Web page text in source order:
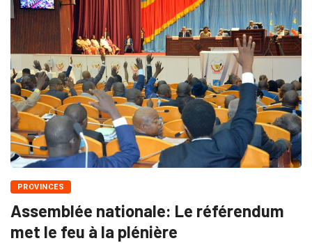
PROVINCES
Assemblée nationale: Le référendum
met le feu à la plénière